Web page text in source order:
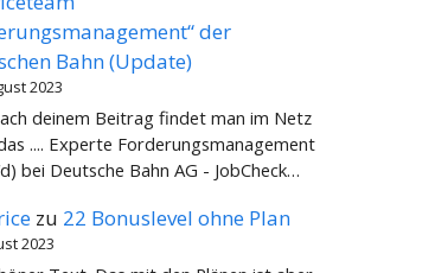
der
Bahn (Update)
2023
deinem Beitrag findet man im Netz
.... Experte Forderungsmanagement
bei Deutsche Bahn AG - JobCheck…
zu 22 Bonuslevel ohne Plan
2023